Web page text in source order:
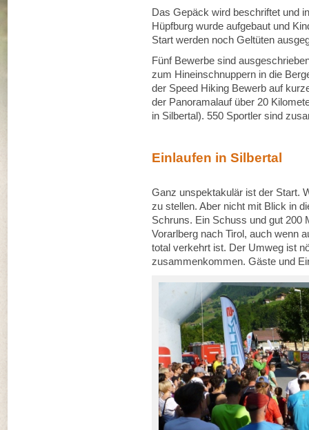
Das Gepäck wird beschriftet und
Hüpfburg wurde aufgebaut und
Start werden noch Geltüten
Fünf Bewerbe sind
zum Hineinschnuppern in die
der Speed Hiking Bewerb auf
der Panoramalauf über 20
in Silbertal). 550 Sportler sind
Einlaufen in Silbertal
Ganz unspektakulär ist der Start.
zu stellen. Aber nicht mit Blick in
Schruns. Ein Schuss und gut 200
Vorarlberg nach Tirol, auch wenn
total verkehrt ist. Der Umweg ist
zusammenkommen. Gäste und